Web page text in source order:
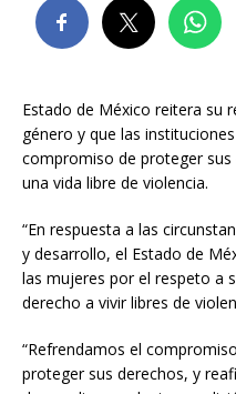
Estado de México reitera su
género y que las
compromiso de proteger sus
una vida libre de violencia.
“En respuesta a las
y desarrollo, el Estado de
las mujeres por el respeto a
derecho a vivir libres de
“Refrendamos el
proteger sus derechos, y